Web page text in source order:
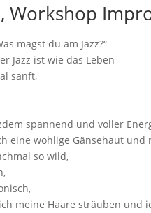
Workshop
magst du am Jazz?“
Jazz ist wie das Leben –
sanft,
spannend und voller
eine wohlige Gänsehaut
so wild,
meine Haare sträuben und